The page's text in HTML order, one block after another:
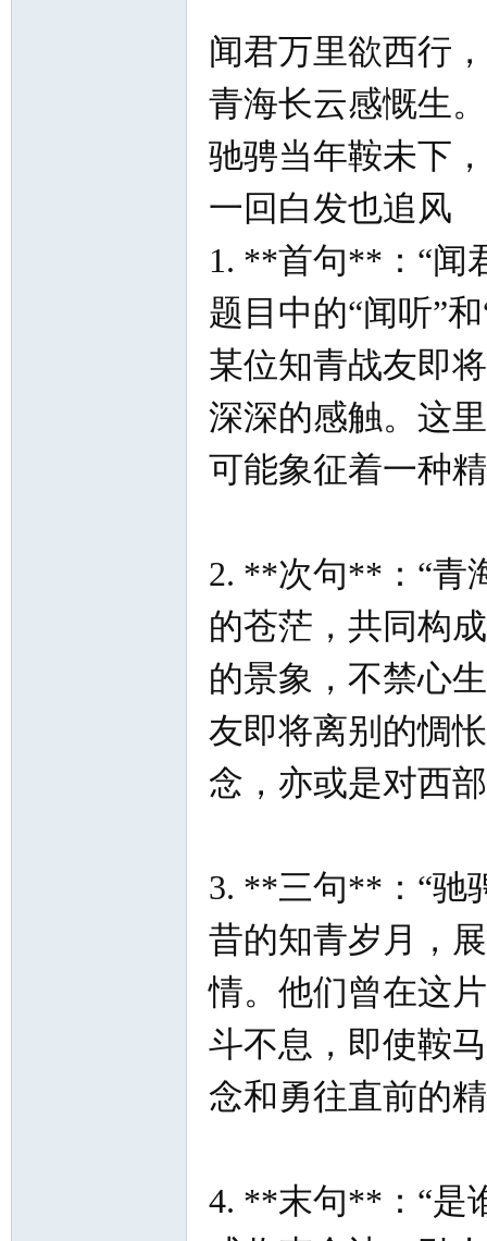
闻君万里欲西行
青海长云感慨生
驰骋当年鞍未下
一回白发也追风
1. **首句**：“闻
题目中的“闻听”
某位知青战友即
深深的感触。这
可能象征着一种
2. **次句**：“青
的苍茫，共同构
的景象，不禁心
友即将离别的惆
念，亦或是对西
3. **三句**：“驰
昔的知青岁月，
情。他们曾在这
斗不息，即使鞍
念和勇往直前的
4. **末句**：“是